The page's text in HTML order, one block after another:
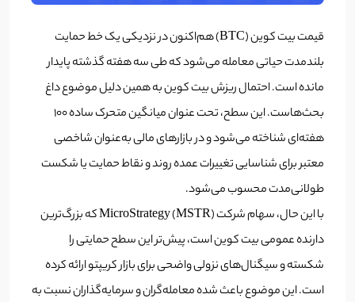
قیمت بیت کوین (BTC) هم‌اکنون در نزدیکی یک خط حمایت
بلندمدت حیاتی معامله می‌شود که طی سه هفته گذشته پایدار
مانده است. احتمال ریزش بیت کوین به همین دلیل موضوع داغ
بحث‌هاست. این سطح، تحت عنوان میانگین متحرک ساده ۱۰۰
هفته‌ای شناخته می‌شود و در بازارهای مالی به‌عنوان شاخصی
معتبر برای شناسایی تغییرات عمده روند و نقاط حمایت یا شکست
طولانی‌مدت محسوب می‌شود.
با این حال، سهام شرکت MicroStrategy (MSTR) که بزرگ‌ترین
دارنده عمومی بیت کوین است، پیش‌تر این سطح حمایتی را
شکسته و سیگنال‌های نزولی واضحی برای بازار کریپتو ارائه کرده
است. این موضوع باعث شده معامله‌گران و سرمایه‌گذاران نسبت به